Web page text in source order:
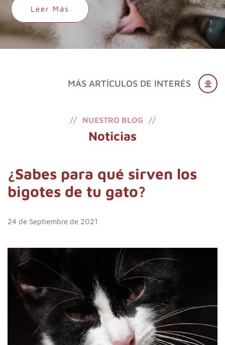
Leer Más
MÁS ARTÍCULOS DE INTERÉS
NUESTRO BLOG
Noticias
¿Sabes para qué sirven los
bigotes de tu gato?
24 de Septiembre de 2021